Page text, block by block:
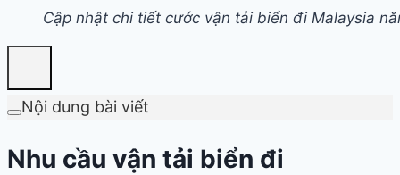
Cập nhật chi tiết cước vận tải biển đi Malaysia
Nội dung bài viết
Nhu cầu vận tải biển đi